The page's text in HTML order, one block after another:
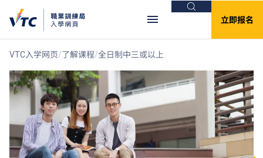
搜索
立即报名
VTC入学网页 了解课程 全日制中三或以上